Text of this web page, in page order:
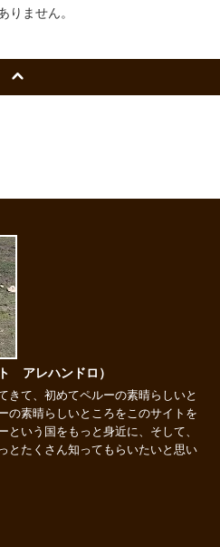
りません。
アレハンドロ）
きて、初めてペルーの素晴らしいと
の素晴らしいところをこのサイトを
という国をもっと身近に、そして、
とたくさん知ってもらいたいと思い